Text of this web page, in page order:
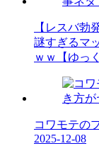
【レスバ勃
謎すぎるマ
ｗｗ【ゆっ
コワモテの
2025-12-08